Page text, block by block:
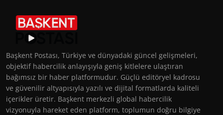
Başkent Postası, Türkiye ve dünyadaki güncel gelişmeleri,
objektif habercilik anlayışıyla geniş kitlelere ulaştıran
bağımsız bir haber platformudur. Güçlü editöryel kadrosu
ve güvenilir altyapısıyla yazılı ve dijital formatlarda kaliteli
içerikler üretir. Başkent merkezli global habercilik
vizyonuyla hareket eden platform, toplumun doğru bilgiye